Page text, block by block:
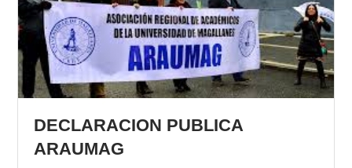
DECLARACION PUBLICA
ARAUMAG